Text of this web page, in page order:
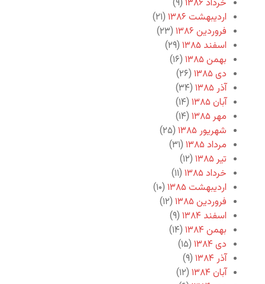
خرداد ۱۳۸۶
(۹)
اردیبهشت ۱۳۸۶
(۲۱)
فروردین ۱۳۸۶
(۲۳)
اسفند ۱۳۸۵
(۲۹)
بهمن ۱۳۸۵
(۱۶)
دی ۱۳۸۵
(۲۶)
آذر ۱۳۸۵
(۳۴)
آبان ۱۳۸۵
(۱۴)
مهر ۱۳۸۵
(۱۴)
شهریور ۱۳۸۵
(۲۵)
مرداد ۱۳۸۵
(۳۱)
تیر ۱۳۸۵
(۱۲)
خرداد ۱۳۸۵
(۱۱)
اردیبهشت ۱۳۸۵
(۱۰)
فروردین ۱۳۸۵
(۱۲)
اسفند ۱۳۸۴
(۹)
بهمن ۱۳۸۴
(۱۴)
دی ۱۳۸۴
(۱۵)
آذر ۱۳۸۴
(۹)
آبان ۱۳۸۴
(۱۲)